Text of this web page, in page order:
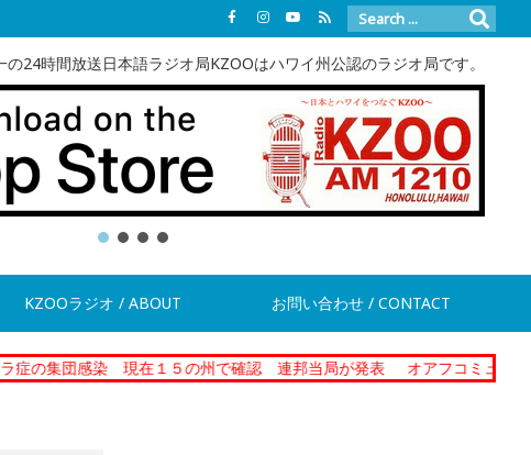
の24時間放送日本語ラジオ局KZOOはハワイ州公認のラジオ局です。
KZOOラジオ / ABOUT お問い合わせ / CONTACT
現在１５の州で確認 連邦当局が発表 オアフコミュニティーコレク